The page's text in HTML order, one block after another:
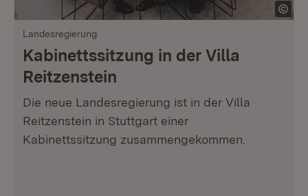
Landesregierung
Kabinettssitzung in der Villa
Reitzenstein
Die neue Landesregierung ist in der Villa
Reitzenstein in Stuttgart einer
Kabinettssitzung zusammengekommen.